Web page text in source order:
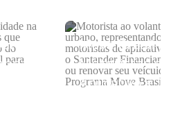
Move Brasil
Motoristas de
Aplicativo e